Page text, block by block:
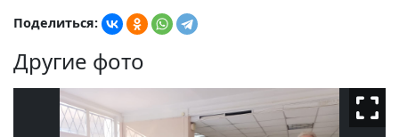
Поделиться:
Другие фото